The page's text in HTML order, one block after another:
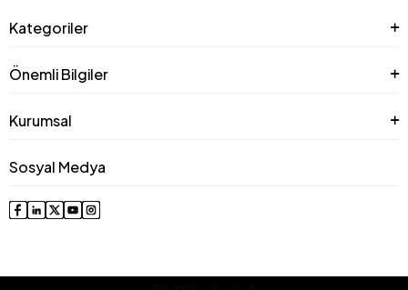
Kategoriler
Önemli Bilgiler
Kurumsal
Sosyal Medya